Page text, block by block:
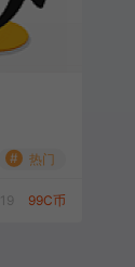
# 热门
99C币